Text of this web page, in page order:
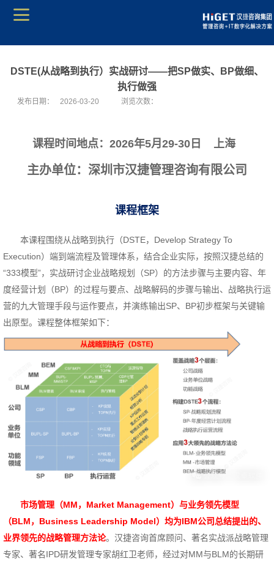
DSTE(从战略到执行）实战研讨——把SP做实、BP做细、
执行做强
发布日期： 2026-03-20 浏览次数：
课程时间地点： 2026年5月29-30日 上海
主办单位：深圳市汉捷管理咨询有限公司
课程框架
本课程围绕从战略到执行 （DSTE， Develop Strategy To
Execution） 端到端流程及管理体系，结合企业实际，按照汉捷总结的
“333模型”，实战研讨企业战略规划
（SP） 的方法步骤与主要内容、年
度经营计划
（BP） 的过程与要点、战略解码的步骤与输出、战略执行运
营的九大管理手段与运作要点，并演练输出SP、 BP初步框架与关键输
出原型。课程整体框架如下：
市场管理 （MM ， Market Management） 与业务领先模型
（BLM ， Business Leadership Model） 均为IBM公司总结提出的、
业界领先的战略管理方法论。汉捷咨询首席顾问、著名实战派战略管理
专家、著名IPD研发管理专家胡红卫老师，经过对MM与BLM的长期研